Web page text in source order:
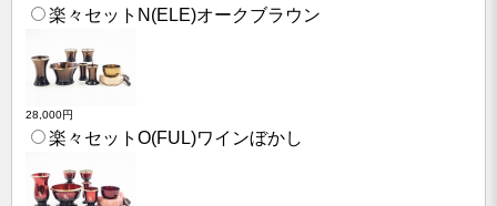
楽々セットN(ELE)オークブラウン
28,000円
楽々セットO(FUL)ワインぼかし